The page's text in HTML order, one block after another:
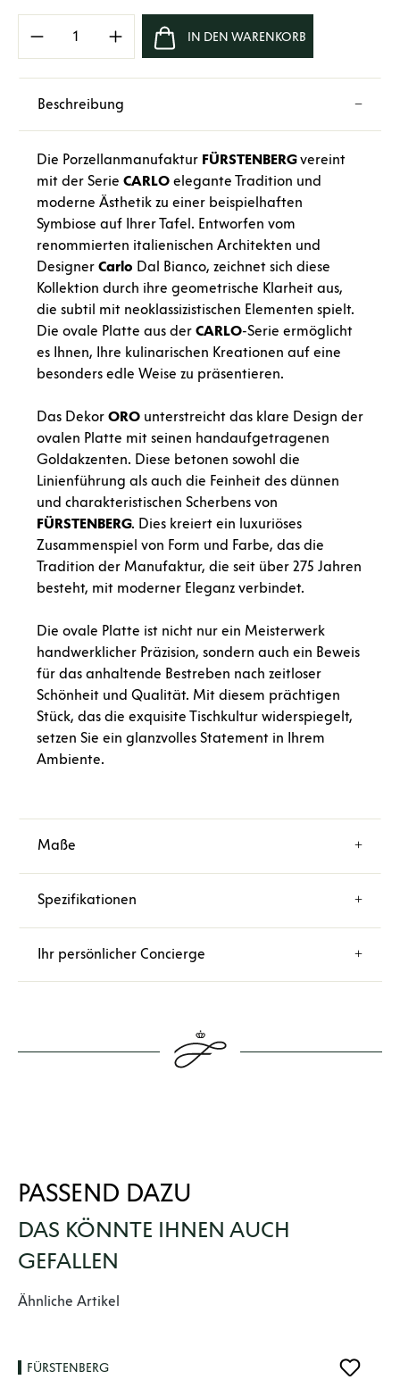
Produkt Anzahl: Gib den gewünschten
IN DEN WARENKORB
Beschreibung
Die Porzellanmanufaktur FÜRSTENBERGvereint
mit der Serie CARLO elegante Tradition und
moderne Ästhetik zu einer beispielhaften
Symbiose auf Ihrer Tafel. Entworfen vom
renommierten italienischen Architekten und
Designer Carlo Dal Bianco, zeichnet sich diese
Kollektion durch ihre geometrische Klarheit aus,
die subtil mit neoklassizistischen Elementen spielt.
Die ovale Platte aus der CARLO-Serie ermöglicht
es Ihnen, Ihre kulinarischen Kreationen auf eine
besonders edle Weise zu präsentieren.
Das Dekor ORO unterstreicht das klare Design der
ovalen Platte mit seinen handaufgetragenen
Goldakzenten. Diese betonen sowohl die
Linienführung als auch die Feinheit des dünnen
und charakteristischen Scherbens von
FÜRSTENBERG. Dies kreiert ein luxuriöses
Zusammenspiel von Form und Farbe, das die
Tradition der Manufaktur, die seit über 275 Jahren
besteht, mit moderner Eleganz verbindet.
Die ovale Platte ist nicht nur ein Meisterwerk
handwerklicher Präzision, sondern auch ein Beweis
für das anhaltende Bestreben nach zeitloser
Schönheit und Qualität. Mit diesem prächtigen
Stück, das die exquisite Tischkultur widerspiegelt,
setzen Sie ein glanzvolles Statement in Ihrem
Ambiente.
Maße
Spezifikationen
Ihr persönlicher Concierge
PASSEND DAZU
DAS KÖNNTE IHNEN AUCH
GEFALLEN
Produktgalerie überspringen
Ähnliche Artikel
FÜRSTENBERG